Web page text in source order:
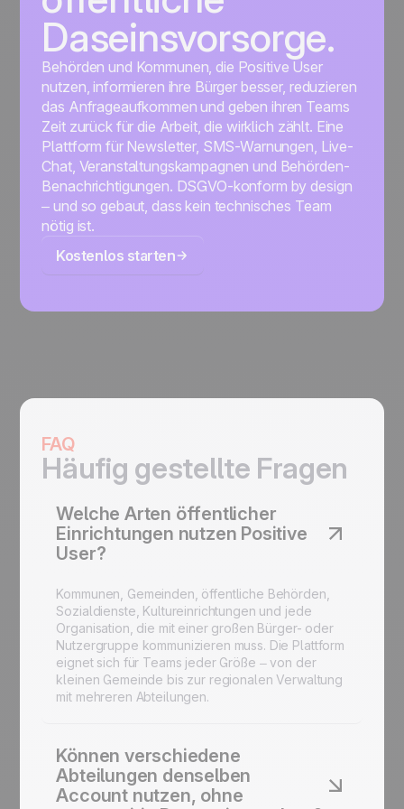
Daseinsvorsorge.
Behörden und Kommunen, die Positive User
nutzen, informieren ihre Bürger besser, reduzieren
das Anfrageaufkommen und geben ihren Teams
Zeit zurück für die Arbeit, die wirklich zählt. Eine
Plattform für Newsletter, SMS-Warnungen, Live-
Chat, Veranstaltungskampagnen und Behörden-
Benachrichtigungen. DSGVO-konform by design
– und so gebaut, dass kein technisches Team
nötig ist.
Kostenlos starten
FAQ
Häufig gestellte Fragen
Welche Arten öffentlicher
Einrichtungen nutzen Positive
User?
Kommunen, Gemeinden, öffentliche Behörden,
Sozialdienste, Kultureinrichtungen und jede
Organisation, die mit einer großen Bürger- oder
Nutzergruppe kommunizieren muss. Die Plattform
eignet sich für Teams jeder Größe – von der
kleinen Gemeinde bis zur regionalen Verwaltung
mit mehreren Abteilungen.
Können verschiedene
Abteilungen denselben
Account nutzen, ohne